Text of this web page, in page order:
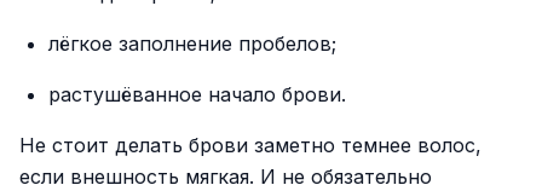
лёгкое заполнение пробелов;
растушёванное начало брови.
Не стоит делать брови заметно темнее волос,
если внешность мягкая. И не обязательно